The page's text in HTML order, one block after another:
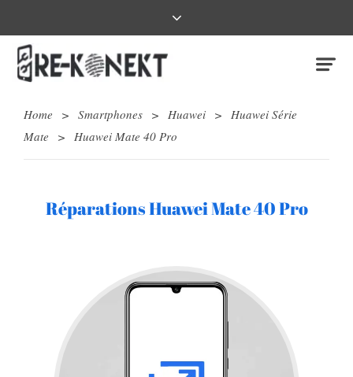
Home > Smartphones > Huawei > Huawei Série
Mate
> Huawei Mate 40 Pro
Réparations Huawei Mate 40 Pro